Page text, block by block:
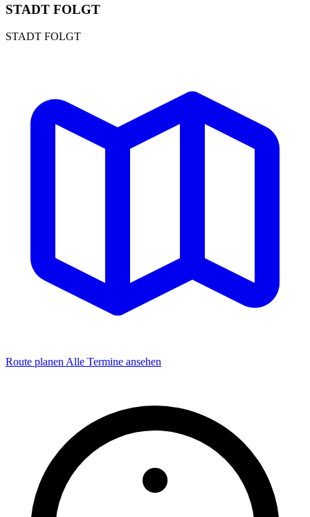
STADT FOLGT
STADT FOLGT
Route planen Alle Termine ansehen